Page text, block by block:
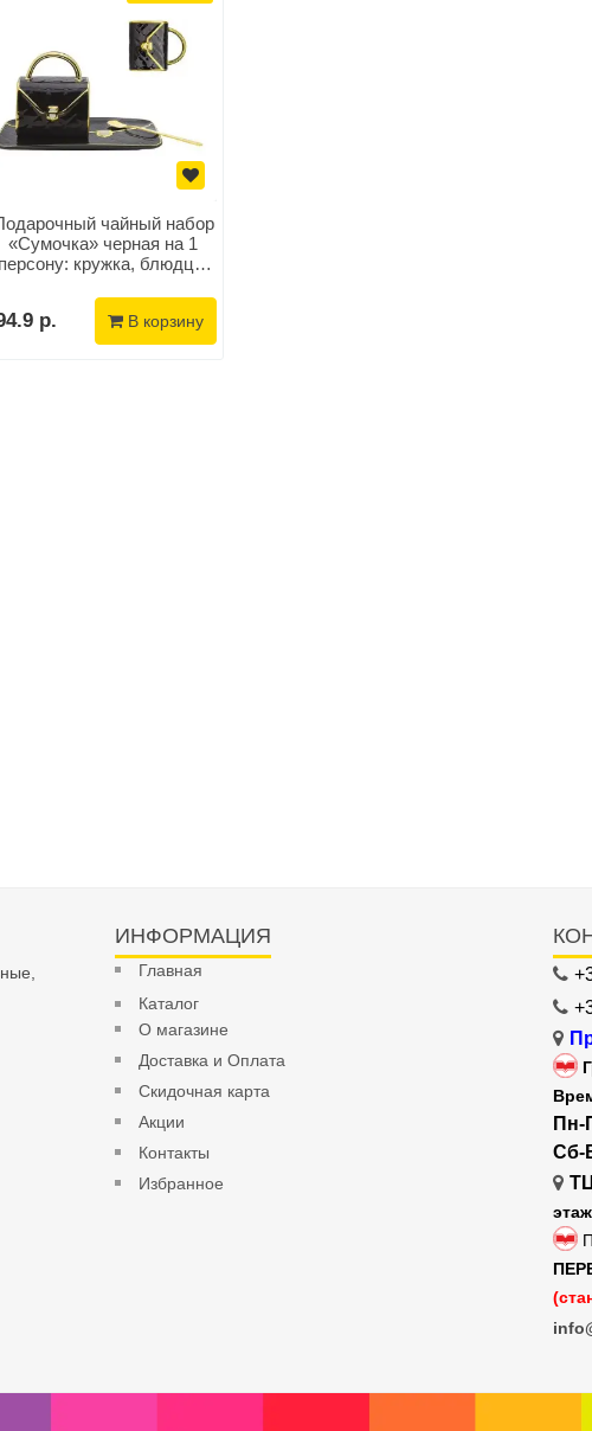
чайный набор
«Сумочка» черная на 1
персону: кружка, блюдце,
р. В корзину
ИНФОРМАЦИЯ
Главная
Каталог
О магазине
Доставка и Оплата
Скидочная карта
Акции
Контакты
Избранное
Пн-
Сб-
этаж